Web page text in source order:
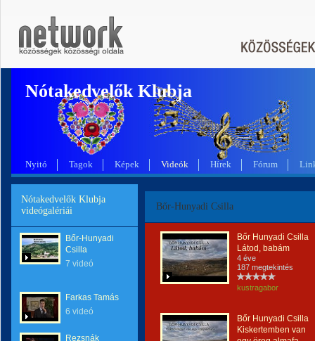
Nótakedvelők Klubja
Nyitó Tagok Képek Videók Hírek Fórum
Nótakedvelők Klubja
videógalériái
Bőr-Hunyadi
Csilla
7 videó
Farkas Tamás
6 videó
Rezsnák
Bőr-Hunyadi Csilla
Bőr Hunyadi Csilla
Látod, babám
4 éve
187 megtekintés
kustragabor
Bőr Hunyadi Csilla
Kiskertemben van